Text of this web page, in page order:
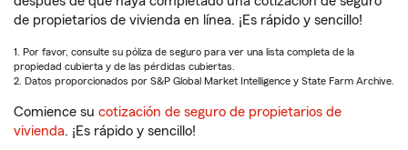
de propietarios de vivienda en línea. ¡Es rápido y sencillo!
1. Por favor, consulte su póliza de seguro para ver una lista completa de la
propiedad cubierta y de las pérdidas cubiertas.
2. Datos proporcionados por S&P Global Market Intelligence y State Farm Archive.
Comience su cotización de seguro de propietarios de
vivienda. ¡Es rápido y sencillo!